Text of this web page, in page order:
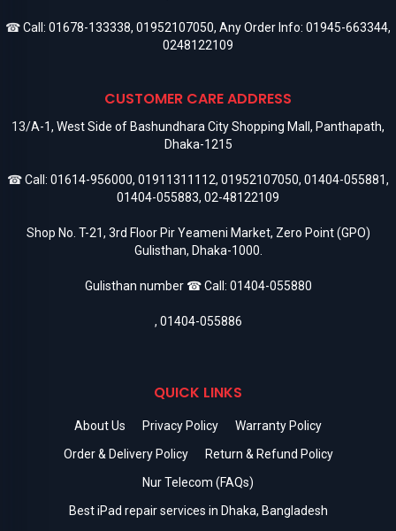
☎ Call: 01678-133338, 01952107050, Any Order Info: 01945-663344,
0248122109
CUSTOMER CARE ADDRESS
13/A-1, West Side of Bashundhara City Shopping Mall, Panthapath,
Dhaka-1215
☎ Call: 01614-956000, 01911311112, 01952107050, 01404-055881,
01404-055883, 02-48122109
Shop No. T-21, 3rd Floor Pir Yeameni Market, Zero Point (GPO)
Gulisthan, Dhaka-1000.
Gulisthan number ☎ Call: 01404-055880
, 01404-055886
QUICK LINKS
About Us Privacy Policy
Warranty Policy
Order & Delivery Policy
Return & Refund Policy
Nur Telecom (FAQs)
Best iPad repair services in Dhaka, Bangladesh